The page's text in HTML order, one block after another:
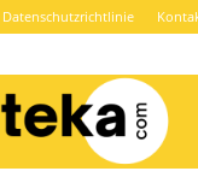
Datenschutzrichtlinie
Brze
vijesti